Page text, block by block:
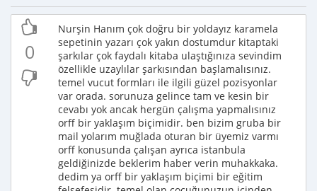
0
Nurşin Hanım çok doğru bir yoldayız karamela
sepetinin yazarı çok yakın dostumdur kitaptaki
şarkılar çok faydalı kitaba ulaştığınıza sevindim
özellikle uzaylılar şarkısından başlamalısınız.
temel vucut formları ile ilgili güzel pozisyonlar
var orada. sorunuza gelince tam ve kesin bir
cevabı yok ancak hergün çalışma yapmalısınız
orff bir yaklaşım biçimidir. ben bizim gruba bir
mail yolarım muğlada oturan bir üyemiz varmı
orff konusunda çalışan ayrıca istanbula
geldiğinizde beklerim haber verin muhakkaka.
dedim ya orff bir yaklaşım biçimi bir eğitim